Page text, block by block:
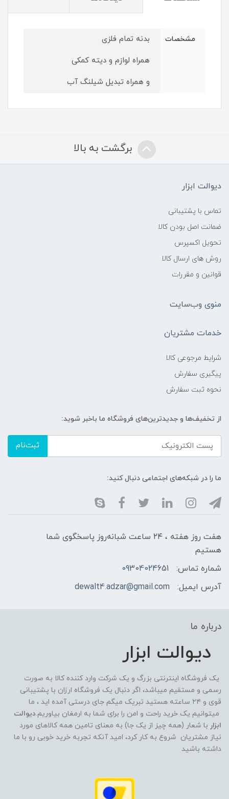
مشخصات
بدنه تمام فلزی
همراه لوازم و دیته کمکی
و همراه تبدیل شیلنگ آب
برگشت به بالا
دیوالت ابزار
تماس با پشتیبانی
ضمانت اصل بودن کالا
تحویل اکسپرس
روش های ارسال کالا
قوانین و مقررات
منوی وب‌سایت
خدمات مشتریان
شرایط مرجوعی کالا
پیگیری سفارش
نحوه ثبت سفارش
از تخفیف‌ها و جدیدترین‌های فروشگاه ما باخبر شوید:
ثبت‌نام
ما را در شبکه‌های اجتماعی دنبال کنید:
هفت روز هفته ، ۲۴ ساعت شبانه‌روز پاسخگوی شما
هستیم
شماره تماس:
09304024651
آدرس ایمیل:
dewalt4.adzar@gmail.com
درباره ما
دیوالت ابزار
یک فروشگاه اینترنتی بزرگ و یک شرکت وارد کننده کالا به صورت
رسمی و مستقیم میباشد، اگر دنبال یک فروشگاه ارزان با پشتیبانی
قوی و ۲۴ ساعته هستید تبریک میگم جای درستی آمده اید ، ما
میتوانیم یک خرید راحت و امن را برای شما به ارمغان بیاوریم.دیوالت
ابزار با شعار (همه چیز از یک جا) به معنای تامین همه کالاهای مورد
نیاز مشتریان شروع به کار کرد، امید آنکه تجربه خرید خوبی رو با ما
داشته باشید